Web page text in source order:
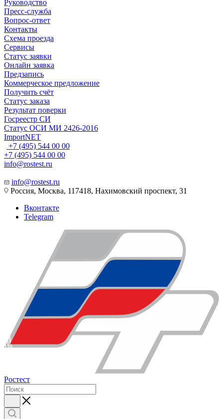
Руководство
Пресс-служба
Вопрос-ответ
Контакты
Схема проезда
Сервисы
Статус заявки
Онлайн заявка
Предзапись
Коммерческое предложение
Получить счёт
Статус заказа
Результат поверки
Госреестр СИ
Статус ОСИ МИ 2426-2016
ImportNET
+7 (495) 544 00 00
+7 (495) 544 00 00
info@rostest.ru
info@rostest.ru
Россия, Москва, 117418, Нахимовский проспект, 31
Вконтакте
Telegram
Ростест